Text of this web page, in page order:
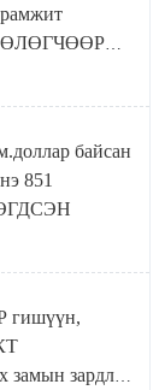
байсан
851
гишүүн,
зардлаа